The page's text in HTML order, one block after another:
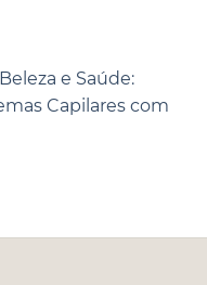
Beleza e Saúde:
Capilares com